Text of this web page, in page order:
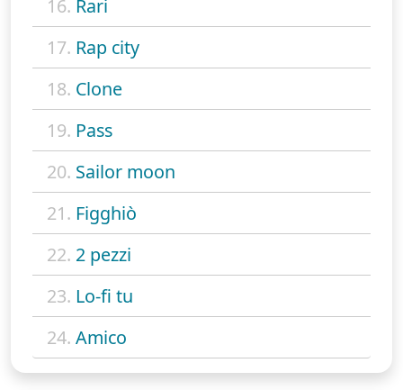
16. Rari
17. Rap city
18. Clone
19. Pass
20. Sailor moon
21. Figghiò
22. 2 pezzi
23. Lo-fi tu
24. Amico